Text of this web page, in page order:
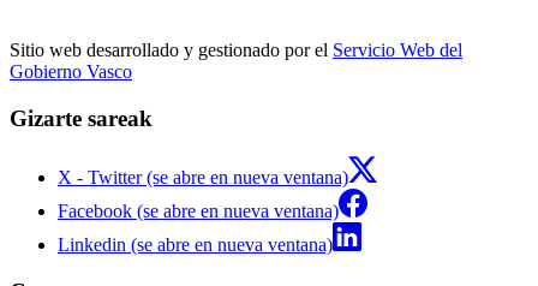
Sitio web desarrollado y gestionado por el Servicio Web del
Gobierno Vasco
Gizarte sareak
X - Twitter (se abre en nueva ventana)
Facebook (se abre en nueva ventana)
Linkedin (se abre en nueva ventana)